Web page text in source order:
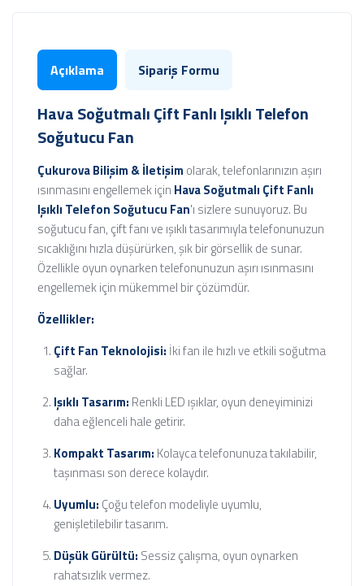
Açıklama Sipariş Formu
Hava Soğutmalı Çift Fanlı Işıklı Telefon
Soğutucu Fan
Çukurova Bilişim & İletişim olarak, telefonlarınızın aşırı
ısınmasını engellemek için Hava Soğutmalı Çift Fanlı
Işıklı Telefon Soğutucu Fan'ı sizlere sunuyoruz. Bu
soğutucu fan, çift fanı ve ışıklı tasarımıyla telefonunuzun
sıcaklığını hızla düşürürken, şık bir görsellik de sunar.
Özellikle oyun oynarken telefonunuzun aşırı ısınmasını
engellemek için mükemmel bir çözümdür.
Özellikler:
Çift Fan Teknolojisi: İki fan ile hızlı ve etkili soğutma
sağlar.
Işıklı Tasarım: Renkli LED ışıklar, oyun deneyiminizi
daha eğlenceli hale getirir.
Kompakt Tasarım: Kolayca telefonunuza takılabilir,
taşınması son derece kolaydır.
Uyumlu: Çoğu telefon modeliyle uyumlu,
genişletilebilir tasarım.
Düşük Gürültü: Sessiz çalışma, oyun oynarken
rahatsızlık vermez.